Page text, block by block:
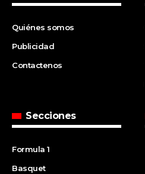
Quiénes somos
Publicidad
Contactenos
Secciones
Formula 1
Basquet